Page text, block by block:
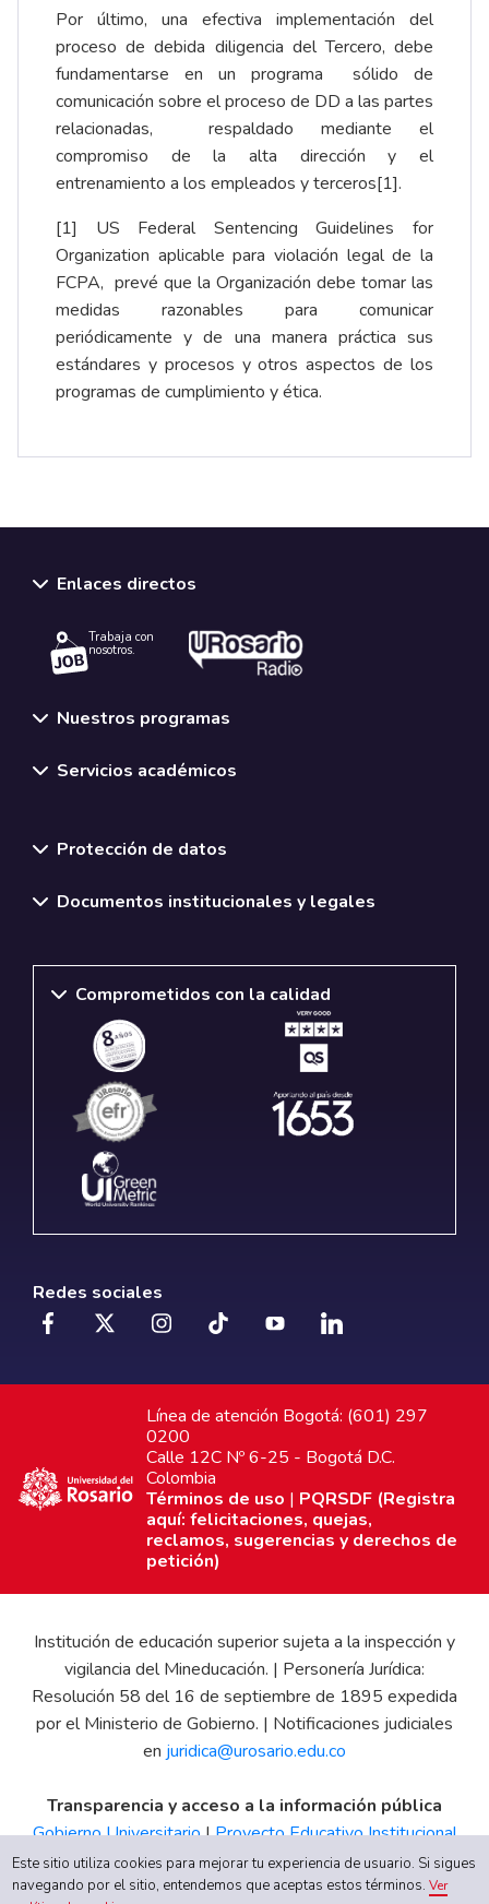
Por último, una efectiva implementación del
proceso de debida diligencia del Tercero, debe
fundamentarse en un programa sólido de
comunicación sobre el proceso de DD a las partes
relacionadas, respaldado mediante el
compromiso de la alta dirección y el
entrenamiento a los empleados y terceros[1].
[1] US Federal Sentencing Guidelines for
Organization aplicable para violación legal de la
FCPA, prevé que la Organización debe tomar las
medidas razonables para comunicar
periódicamente y de una manera práctica sus
estándares y procesos y otros aspectos de los
programas de cumplimiento y ética.
Enlaces directos
Trabaja con
nosotros.
Nuestros programas
Servicios académicos
Protección de datos
Documentos institucionales y legales
Comprometidos con la calidad
Redes sociales
Línea de atención Bogotá: (601) 297
0200
Calle 12C Nº 6-25 - Bogotá D.C.
Colombia
Términos de uso | PQRSDF (Registra
aquí: felicitaciones, quejas,
reclamos, sugerencias y derechos de
petición)
Institución de educación superior sujeta a la inspección y
vigilancia del Mineducación. | Personería Jurídica:
Resolución 58 del 16 de septiembre de 1895 expedida
por el Ministerio de Gobierno. | Notificaciones judiciales
en juridica@urosario.edu.co
Transparencia y acceso a la información pública
Gobierno Universitario|Proyecto Educativo Institucional
|Informe de Gestión|Boletín Estadístico|Régimen
Tributario|Estados Financieros|Código de Ética|Canal
Este sitio utiliza cookies para mejorar tu experiencia de usuario. Si sigues
navegando por el sitio, entendemos que aceptas estos términos.Ver